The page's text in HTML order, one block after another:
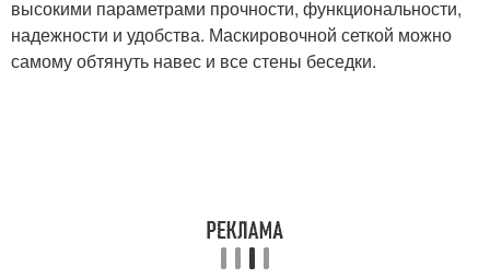
высокими параметрами прочности, функциональности,
надежности и удобства. Маскировочной сеткой можно
самому обтянуть навес и все стены беседки.